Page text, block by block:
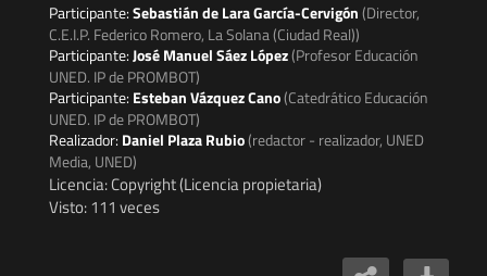
Participante:Sebastián de Lara García-Cervigón(Director,
C.E.I.P. Federico Romero, La Solana (Ciudad Real))
Participante:José Manuel Sáez López(Profesor Educación
UNED. IP de PROMBOT)
Participante: Esteban Vázquez Cano(Catedrático Educación
UNED. IP de PROMBOT)
Realizador: Daniel Plaza Rubio(redactor - realizador, UNED
Media, UNED)
Licencia: Copyright (Licencia propietaria)
Visto: 111 veces